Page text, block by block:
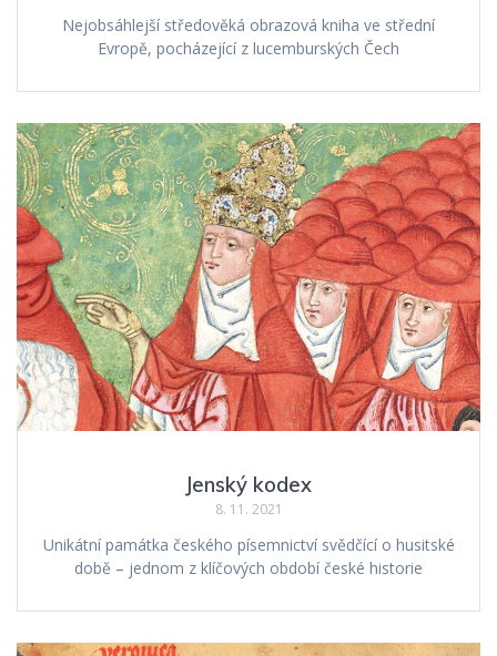
Nejobsáhlejší středověká obrazová kniha ve střední
Evropě, pocházející z lucemburských Čech
Jenský kodex
8. 11. 2021
Unikátní památka českého písemnictví svědčící o husitské
době – jednom z klíčových období české historie